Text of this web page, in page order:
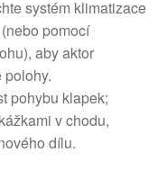
systém klimatizace
pomocí
aby aktor
pohybu klapek;
v chodu,
dílu.